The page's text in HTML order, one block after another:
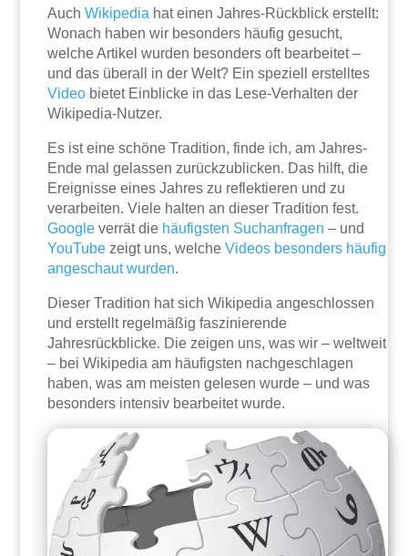
AuchWikipedia hat einen Jahres-Rückblick erstellt:
Wonach haben wir besonders häufig gesucht,
welche Artikel wurden besonders oft bearbeitet –
und das überall in der Welt? Ein speziell erstelltes
Video bietet Einblicke in das Lese-Verhalten der
Wikipedia-Nutzer.
Es ist eine schöne Tradition, finde ich, am Jahres-
Ende mal gelassen zurückzublicken. Das hilft, die
Ereignisse eines Jahres zu reflektieren und zu
verarbeiten. Viele halten an dieser Tradition fest.
Google verrät die häufigsten Suchanfragen – und
YouTube zeigt uns, welcheVideos besonders häufig
angeschaut wurden.
Dieser Tradition hat sich Wikipedia angeschlossen
und erstellt regelmäßig faszinierende
Jahresrückblicke. Die zeigen uns, was wir – weltweit
– bei Wikipedia am häufigsten nachgeschlagen
haben, was am meisten gelesen wurde – und was
besonders intensiv bearbeitet wurde.